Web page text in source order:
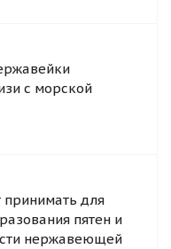
с морской
для
пятен и
нержавеющей